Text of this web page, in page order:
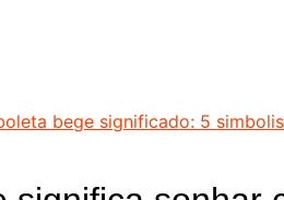
bege significado: 5